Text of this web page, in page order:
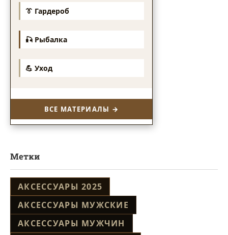
👔 Гардероб
🎣 Рыбалка
💪 Уход
ВСЕ МАТЕРИАЛЫ →
Метки
АКСЕССУАРЫ 2025
АКСЕССУАРЫ МУЖСКИЕ
АКСЕССУАРЫ МУЖЧИН